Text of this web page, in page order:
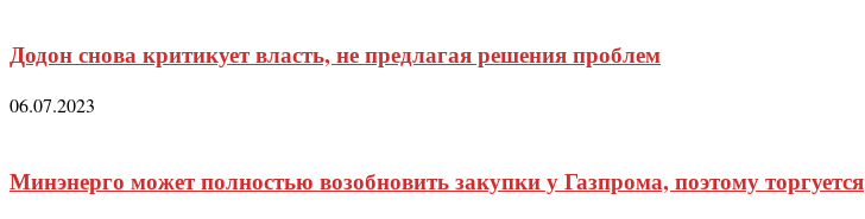
Додон снова критикует власть, не предлагая решения проблем
06.07.2023
Минэнерго может полностью возобновить закупки у Газпрома, поэтому торгуется